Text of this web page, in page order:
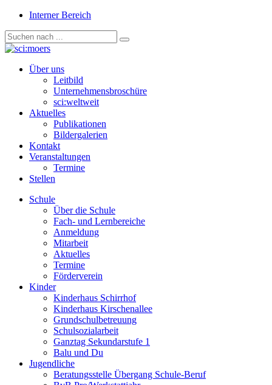
Interner Bereich
Über uns
Leitbild
Unternehmensbroschüre
sci:weltweit
Aktuelles
Publikationen
Bildergalerien
Kontakt
Veranstaltungen
Termine
Stellen
Schule
Über die Schule
Fach- und Lernbereiche
Anmeldung
Mitarbeit
Aktuelles
Termine
Förderverein
Kinder
Kinderhaus Schirrhof
Kinderhaus Kirschenallee
Grundschulbetreuung
Schulsozialarbeit
Ganztag Sekundarstufe 1
Balu und Du
Jugendliche
Beratungsstelle Übergang Schule-Beruf